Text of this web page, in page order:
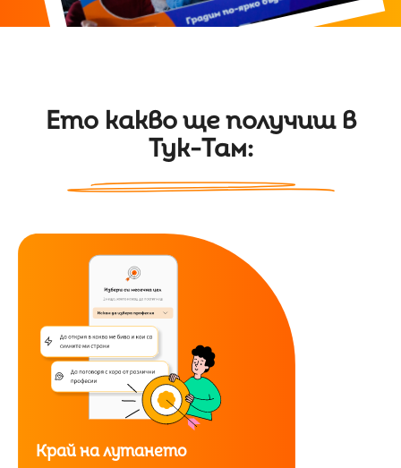
Ето какво ще получиш в
Тук-Там:
Край на лутането